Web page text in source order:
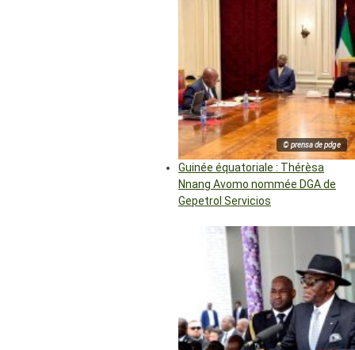
© prensa de pdge
Guinée équatoriale : Thérèsa
Nnang Avomo nommée DGA de
Gepetrol Servicios